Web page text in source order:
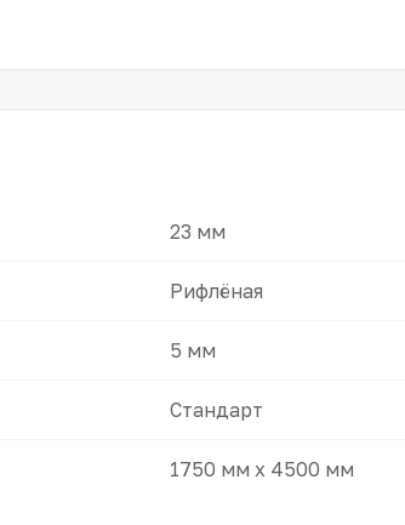
23 мм
Рифлёная
5 мм
Стандарт
1750 мм x 4500 мм